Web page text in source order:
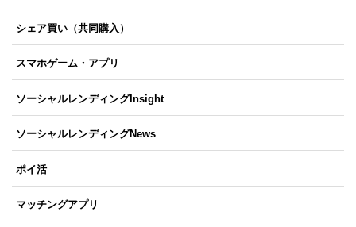
シェア買い（共同購入）
スマホゲーム・アプリ
ソーシャルレンディングInsight
ソーシャルレンディングNews
ポイ活
マッチングアプリ